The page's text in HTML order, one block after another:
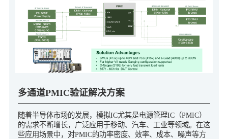
多通道PMIC验证解决方案
随着半导体市场的发展，模拟IC尤其是电源管理IC（PMIC）
的需求不断增长，广泛应用于移动、汽车、工业等领域。在这
些应用场景中，对PMIC的功率密度、效率、成本、噪声等方